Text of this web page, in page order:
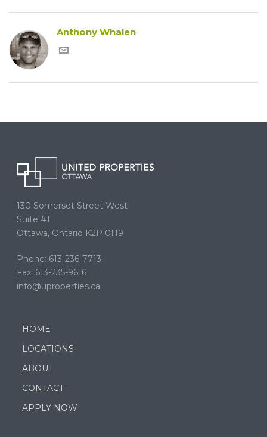
Anthony Whalen
130 Somerset Street West
Suite #1
Ottawa, Ontario K2P 0H9
Phone: 613-236-7713
Fax: 613-235-9616
info@uproperties.ca
HOME
LOCATIONS
ABOUT
CONTACT
APPLY NOW